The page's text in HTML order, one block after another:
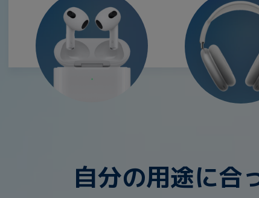
自分の用途に合
その他
メモリ
モニタサイズ
年